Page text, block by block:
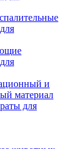
и
материал
для